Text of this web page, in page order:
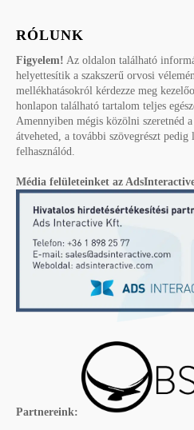
RÓLUNK
Figyelem! Az oldalon található
helyettesítik a szakszerű orvosi
mellékhatásokról kérdezze meg
honlapon található tartalom teljes
Amennyiben mégis közölni szeretnéd
átveheted, a további szövegrészt
felhasználód.
Média felületeinket az
Partnereink: